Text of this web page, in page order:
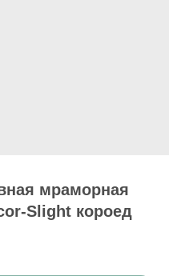
мраморная
Slight короед